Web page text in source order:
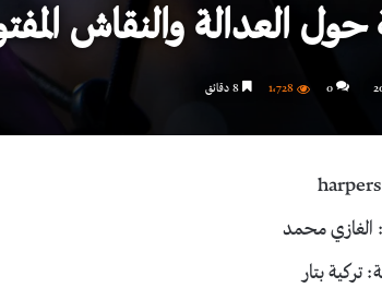
حول العدالة والنقاش
0 1٬728
الغازي محمد
تركية بتار